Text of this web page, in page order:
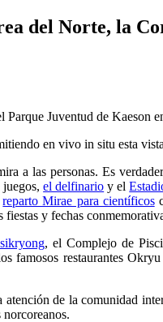
del Norte, la
Parque Juventud de
en vivo in situ esta
a las personas. Es
juegos,el delfinario y el
reparto Mirae para científicos
fiestas y fechas
, el Complejo de
famosos restaurantes
de la comunidad